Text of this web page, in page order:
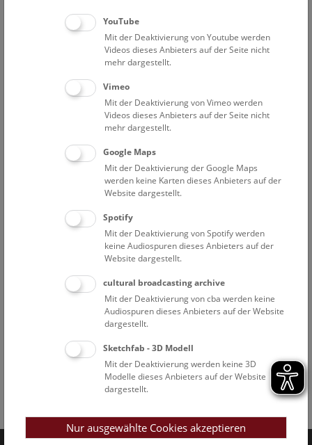
Eine Nacht im Museum
YouTube
Mit der Deaktivierung von Youtube werden
Videos dieses Anbieters auf der Seite nicht
mehr dargestellt.
Vimeo
Mit der Deaktivierung von Vimeo werden
Videos dieses Anbieters auf der Seite nicht
mehr dargestellt.
Google Maps
Mit der Deaktivierung der Google Maps
werden keine Karten dieses Anbieters auf der
Website dargestellt.
Spotify
Mit der Deaktivierung von Spotify werden
keine Audiospuren dieses Anbieters auf der
Website dargestellt.
cultural broadcasting archive
Mit der Deaktivierung von cba werden keine
Audiospuren dieses Anbieters auf der Website
dargestellt.
Sketchfab - 3D Modell
Mit der Deaktivierung werden keine 3D
Modelle dieses Anbieters auf der Website
dargestellt.
Nur ausgewählte Cookies akzeptieren